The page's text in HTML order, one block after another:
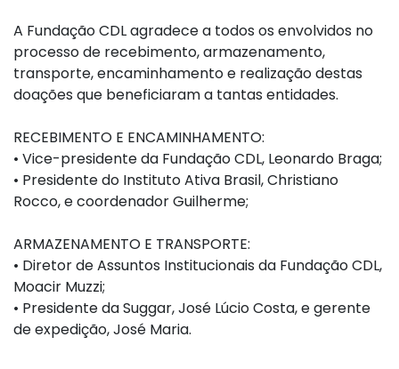
A Fundação CDL agradece a todos os envolvidos no
processo de recebimento, armazenamento,
transporte, encaminhamento e realização destas
doações que beneficiaram a tantas entidades.
RECEBIMENTO E ENCAMINHAMENTO:
• Vice-presidente da Fundação CDL, Leonardo Braga;
• Presidente do Instituto Ativa Brasil, Christiano
Rocco, e coordenador Guilherme;
ARMAZENAMENTO E TRANSPORTE:
• Diretor de Assuntos Institucionais da Fundação CDL,
Moacir Muzzi;
• Presidente da Suggar, José Lúcio Costa, e gerente
de expedição, José Maria.